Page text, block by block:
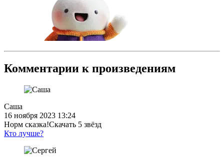
Комментарии к произведениям
Саша
16 ноября 2023 13:24
Норм сказка!Скачать 5 звёзд
Кто лучше?